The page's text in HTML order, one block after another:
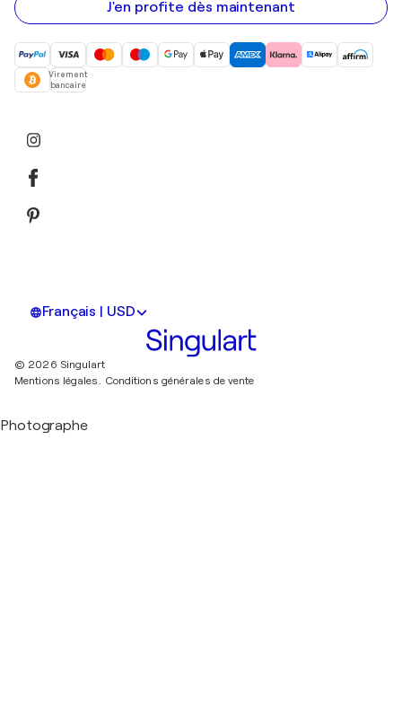
mail
J'en profite dès maintenant
Virement
bancaire
Français | USD
© 2026 Singulart
Mentions légales. Conditions générales de vente
Photographe